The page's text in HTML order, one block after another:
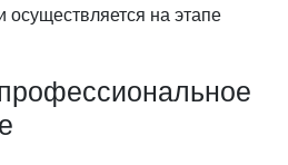
осуществляется на этапе